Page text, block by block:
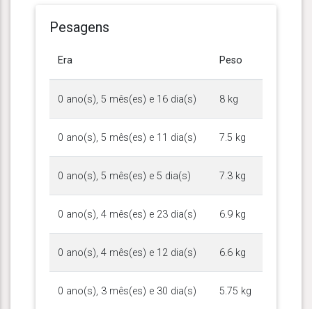
Pesagens
Era Peso
0 ano(s), 5 mês(es) e 16 dia(s) 8 kg
0 ano(s), 5 mês(es) e 11 dia(s) 7.5 kg
0 ano(s), 5 mês(es) e 5 dia(s) 7.3 kg
0 ano(s), 4 mês(es) e 23 dia(s) 6.9 kg
0 ano(s), 4 mês(es) e 12 dia(s) 6.6 kg
0 ano(s), 3 mês(es) e 30 dia(s) 5.75 kg